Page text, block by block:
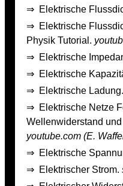
⇒ Elektrische
⇒ Elektrische
Physik Tutorial.
⇒ Elektrische
⇒ Elektrische
⇒ Elektrische Ladung.
⇒ Elektrische Netze
Wellenwiderstand
youtube.com (E.
⇒ Elektrische
⇒ Elektrischer Strom.